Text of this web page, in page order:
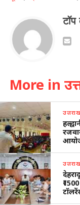
More in